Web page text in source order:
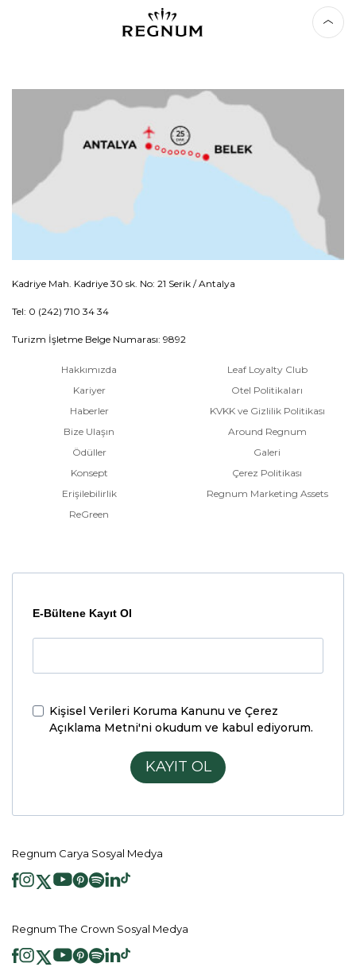
Kadriye Mah. Kadriye 30 sk. No: 21 Serik / Antalya
Tel: 0 (242) 710 34 34
Turizm İşletme Belge Numarası: 9892
Hakkımızda
Kariyer
Haberler
Bize Ulaşın
Ödüller
Konsept
Erişilebilirlik
ReGreen
Leaf Loyalty Club
Otel Politikaları
KVKK ve Gizlilik Politikası
Around Regnum
Galeri
Çerez Politikası
Regnum Marketing Assets
E-Bültene Kayıt Ol
Kişisel Verileri Koruma Kanunu ve Çerez
Açıklama Metni'ni okudum ve kabul ediyorum.
KAYIT OL
Regnum Carya Sosyal Medya
Regnum The Crown Sosyal Medya